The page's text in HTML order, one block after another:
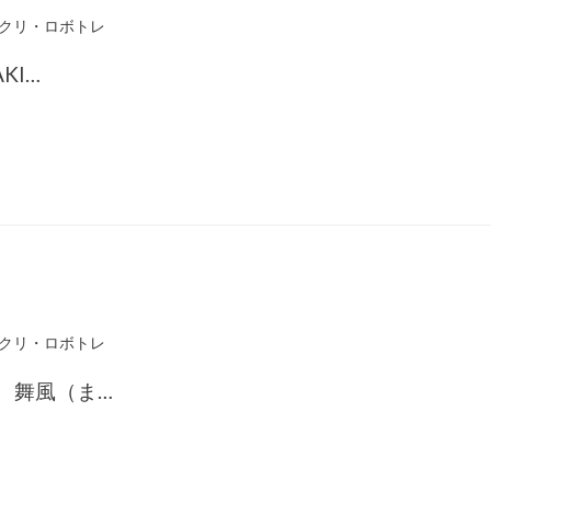
リ・ロボトレ
リ・ロボトレ
舞風（ま…